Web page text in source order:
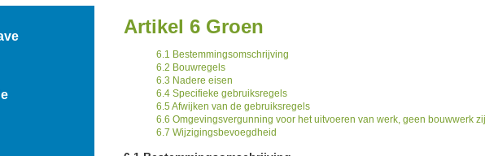
Artikel 6 Groen
6.1 Bestemmingsomschrijving
6.2 Bouwregels
6.3 Nadere eisen
6.4 Specifieke gebruiksregels
6.5 Afwijken van de gebruiksregels
6.6 Omgevingsvergunning voor het uitvoeren van werk, geen bouwwerk
6.7 Wijzigingsbevoegdheid